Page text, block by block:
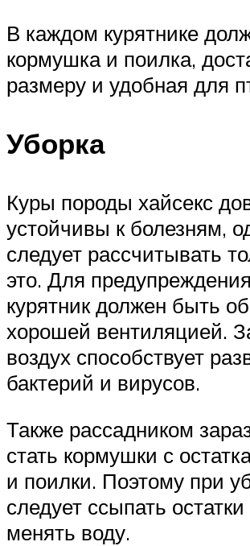
В каждом курятнике
кормушка и поилка,
размеру и удобная для
Уборка
Куры породы хайсекс
устойчивы к болезням,
следует рассчитывать
это. Для
курятник должен быть
хорошей вентиляцией.
воздух способствует
бактерий и вирусов.
Также рассадником
стать кормушки с
и поилки. Поэтому при
следует ссыпать
менять воду.